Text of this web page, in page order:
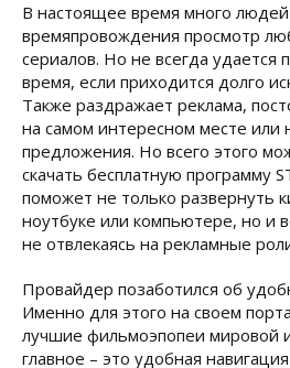
В настоящее время много
времяпровождения просмотр
сериалов. Но не всегда удается
время, если приходится долго
Также раздражает реклама,
на самом интересном месте или
предложения. Но всего этого
скачать бесплатную программу
поможет не только развернуть
ноутбуке или компьютере, но и
не отвлекаясь на рекламные
Провайдер позаботился об
Именно для этого на своем
лучшие фильмоэпопеи мировой
главное – это удобная